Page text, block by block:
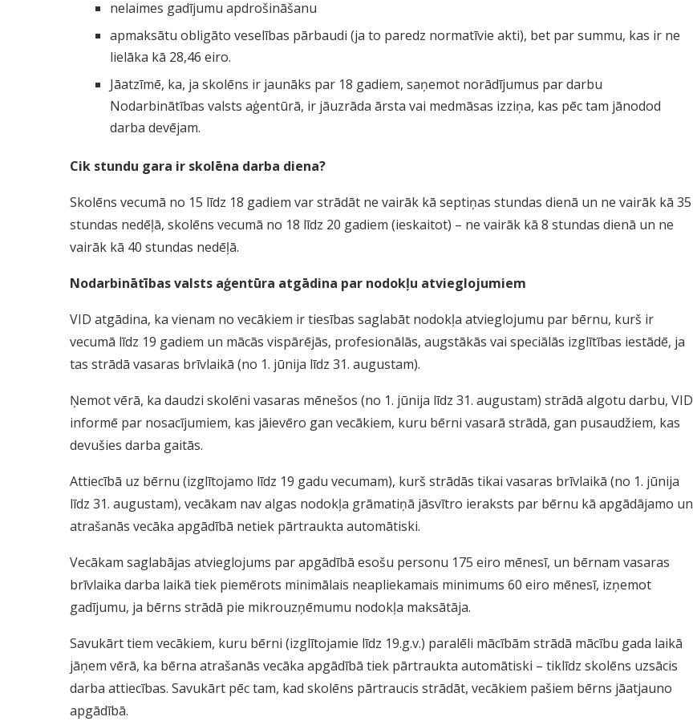
nelaimes gadījumu apdrošināšanu
apmaksātu obligāto veselības pārbaudi (ja to paredz normatīvie akti), bet par summu, kas ir ne
lielāka kā 28,46 eiro.
Jāatzīmē, ka, ja skolēns ir jaunāks par 18 gadiem, saņemot norādījumus par darbu
Nodarbinātības valsts aģentūrā, ir jāuzrāda ārsta vai medmāsas izziņa, kas pēc tam jānodod
darba devējam.
Cik stundu gara ir skolēna darba diena?
Skolēns vecumā no 15 līdz 18 gadiem var strādāt ne vairāk kā septiņas stundas dienā un ne vairāk kā 35
stundas nedēļā, skolēns vecumā no 18 līdz 20 gadiem (ieskaitot) – ne vairāk kā 8 stundas dienā un ne
vairāk kā 40 stundas nedēļā.
Nodarbinātības valsts aģentūra atgādina par nodokļu atvieglojumiem
VID atgādina, ka vienam no vecākiem ir tiesības saglabāt nodokļa atvieglojumu par bērnu, kurš ir
vecumā līdz 19 gadiem un mācās vispārējās, profesionālās, augstākās vai speciālās izglītības iestādē, ja
tas strādā vasaras brīvlaikā (no 1. jūnija līdz 31. augustam).
Ņemot vērā, ka daudzi skolēni vasaras mēnešos (no 1. jūnija līdz 31. augustam) strādā algotu darbu, VID
informē par nosacījumiem, kas jāievēro gan vecākiem, kuru bērni vasarā strādā, gan pusaudžiem, kas
devušies darba gaitās.
Attiecībā uz bērnu (izglītojamo līdz 19 gadu vecumam), kurš strādās tikai vasaras brīvlaikā (no 1. jūnija
līdz 31. augustam), vecākam nav algas nodokļa grāmatiņā jāsvītro ieraksts par bērnu kā apgādājamo un
atrašanās vecāka apgādībā netiek pārtraukta automātiski.
Vecākam saglabājas atvieglojums par apgādībā esošu personu 175 eiro mēnesī, un bērnam vasaras
brīvlaika darba laikā tiek piemērots minimālais neapliekamais minimums 60 eiro mēnesī, izņemot
gadījumu, ja bērns strādā pie mikrouzņēmumu nodokļa maksātāja.
Savukārt tiem vecākiem, kuru bērni (izglītojamie līdz 19.g.v.) paralēli mācībām strādā mācību gada laikā
jāņem vērā, ka bērna atrašanās vecāka apgādībā tiek pārtraukta automātiski – tiklīdz skolēns uzsācis
darba attiecības. Savukārt pēc tam, kad skolēns pārtraucis strādāt, vecākiem pašiem bērns jāatjauno
apgādībā.